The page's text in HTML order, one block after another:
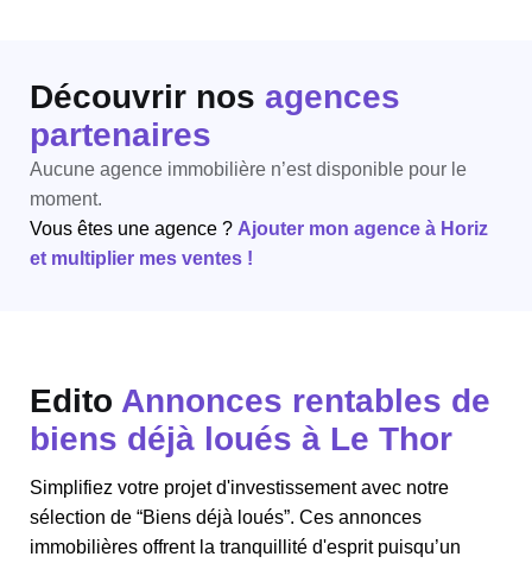
Découvrir nos agences
partenaires
Aucune agence immobilière n’est disponible pour le
moment.
Vous êtes une agence ? Ajouter mon agence à Horiz
et multiplier mes ventes !
Edito Annonces rentables de
biens déjà loués à Le Thor
Simplifiez votre projet d'investissement avec notre
sélection de “Biens déjà loués”. Ces annonces
immobilières offrent la tranquillité d'esprit puisqu’un